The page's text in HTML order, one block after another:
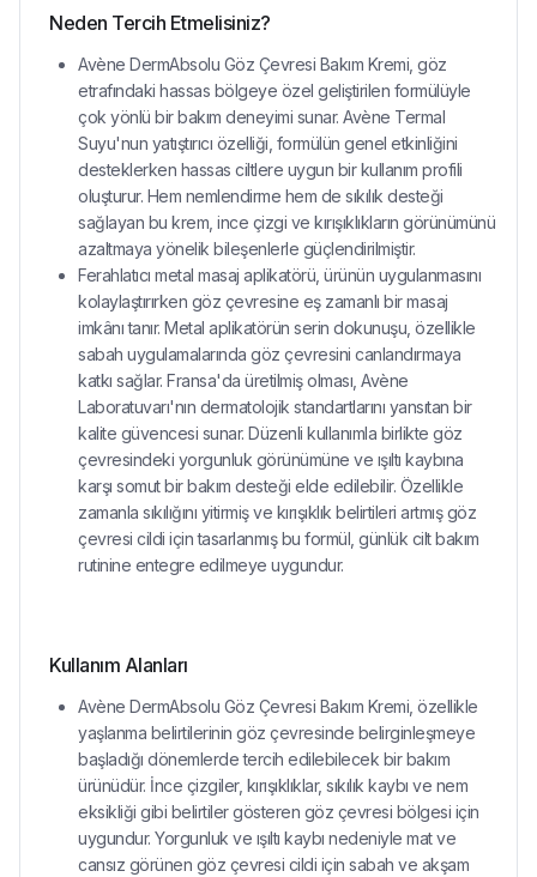
Neden Tercih Etmelisiniz?
Avène DermAbsolu Göz Çevresi Bakım Kremi, göz
etrafındaki hassas bölgeye özel geliştirilen formülüyle
çok yönlü bir bakım deneyimi sunar. Avène Termal
Suyu'nun yatıştırıcı özelliği, formülün genel etkinliğini
desteklerken hassas ciltlere uygun bir kullanım profili
oluşturur. Hem nemlendirme hem de sıkılık desteği
sağlayan bu krem, ince çizgi ve kırışıklıkların görünümünü
azaltmaya yönelik bileşenlerle güçlendirilmiştir.
Ferahlatıcı metal masaj aplikatörü, ürünün uygulanmasını
kolaylaştırırken göz çevresine eş zamanlı bir masaj
imkânı tanır. Metal aplikatörün serin dokunuşu, özellikle
sabah uygulamalarında göz çevresini canlandırmaya
katkı sağlar. Fransa'da üretilmiş olması, Avène
Laboratuvarı'nın dermatolojik standartlarını yansıtan bir
kalite güvencesi sunar. Düzenli kullanımla birlikte göz
çevresindeki yorgunluk görünümüne ve ışıltı kaybına
karşı somut bir bakım desteği elde edilebilir. Özellikle
zamanla sıkılığını yitirmiş ve kırışıklık belirtileri artmış göz
çevresi cildi için tasarlanmış bu formül, günlük cilt bakım
rutinine entegre edilmeye uygundur.
Kullanım Alanları
Avène DermAbsolu Göz Çevresi Bakım Kremi, özellikle
yaşlanma belirtilerinin göz çevresinde belirginleşmeye
başladığı dönemlerde tercih edilebilecek bir bakım
ürünüdür. İnce çizgiler, kırışıklıklar, sıkılık kaybı ve nem
eksikliği gibi belirtiler gösteren göz çevresi bölgesi için
uygundur. Yorgunluk ve ışıltı kaybı nedeniyle mat ve
cansız görünen göz çevresi cildi için sabah ve akşam